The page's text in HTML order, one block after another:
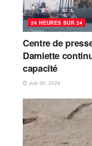
24 HEURES SUR 24
Centre de
Damiette
capacité
July 30, 2026